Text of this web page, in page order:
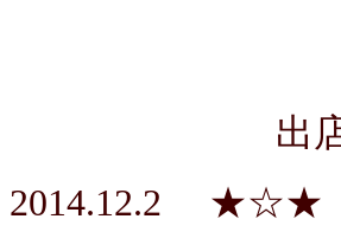
クリスマ
出店のた
2014.12.2